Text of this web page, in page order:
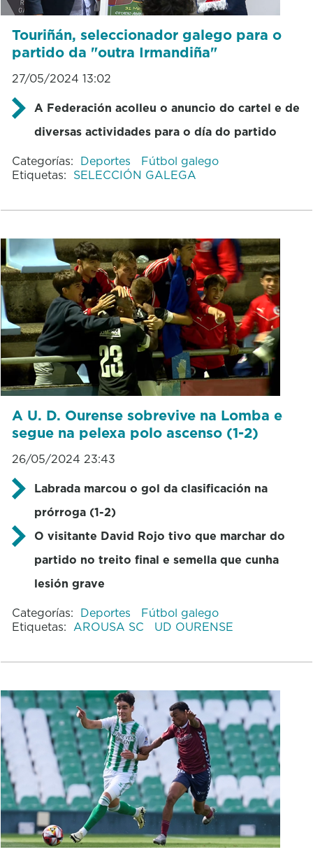
Touriñán, seleccionador galego para o
partido da "outra Irmandiña"
27/05/2024 13:02
A Federación acolleu o anuncio do cartel e de
diversas actividades para o día do partido
Categorías: Deportes
Fútbol galego
Etiquetas: SELECCIÓN GALEGA
A U. D. Ourense sobrevive na Lomba e
segue na pelexa polo ascenso (1-2)
26/05/2024 23:43
Labrada marcou o gol da clasificación na
prórroga (1-2)
O visitante David Rojo tivo que marchar do
partido no treito final e semella que cunha
lesión grave
Categorías: Deportes
Fútbol galego
Etiquetas: AROUSA SC UD OURENSE